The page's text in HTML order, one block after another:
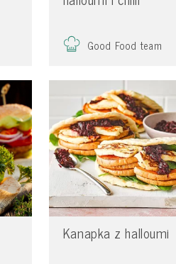
Good Food team
Kanapka z halloumi